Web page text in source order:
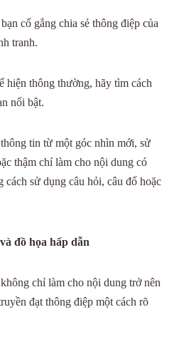
cố gắng chia sẻ thông điệp của
tranh.
hiện thông thường, hãy tìm cách
nổi bật.
tin từ một góc nhìn mới, sử
thậm chí làm cho nội dung có
cách sử dụng câu hỏi, câu đố hoặc
đồ họa hấp dẫn
chỉ làm cho nội dung trở nên
đạt thông điệp một cách rõ